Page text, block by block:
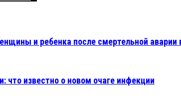
и ребенка после смертельной аварии
что известно о новом очаге инфекции